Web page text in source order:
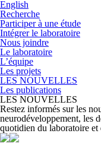
English
Recherche
Participer à une étude
Intégrer le laboratoire
Nous joindre
Le laboratoire
L’équipe
Les projets
LES NOUVELLES
Les publications
LES NOUVELLES
Restez informés sur les
neurodéveloppement, les
quotidien du laboratoire et